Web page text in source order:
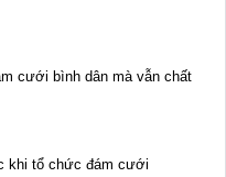
cưới bình dân mà vẫn chất
khi tổ chức đám cưới